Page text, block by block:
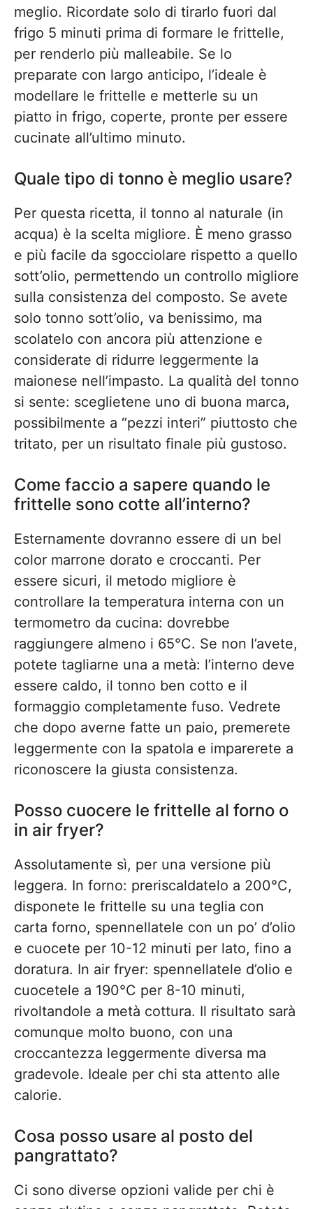
meglio. Ricordate solo di tirarlo fuori dal
frigo 5 minuti prima di formare le frittelle,
per renderlo più malleabile. Se lo
preparate con largo anticipo, l’ideale è
modellare le frittelle e metterle su un
piatto in frigo, coperte, pronte per essere
cucinate all’ultimo minuto.
Quale tipo di tonno è meglio usare?
Per questa ricetta, il tonno al naturale (in
acqua) è la scelta migliore. È meno grasso
e più facile da sgocciolare rispetto a quello
sott’olio, permettendo un controllo migliore
sulla consistenza del composto. Se avete
solo tonno sott’olio, va benissimo, ma
scolatelo con ancora più attenzione e
considerate di ridurre leggermente la
maionese nell’impasto. La qualità del tonno
si sente: sceglietene uno di buona marca,
possibilmente a “pezzi interi” piuttosto che
tritato, per un risultato finale più gustoso.
Come faccio a sapere quando le
frittelle sono cotte all’interno?
Esternamente dovranno essere di un bel
color marrone dorato e croccanti. Per
essere sicuri, il metodo migliore è
controllare la temperatura interna con un
termometro da cucina: dovrebbe
raggiungere almeno i 65°C. Se non l’avete,
potete tagliarne una a metà: l’interno deve
essere caldo, il tonno ben cotto e il
formaggio completamente fuso. Vedrete
che dopo averne fatte un paio, premerete
leggermente con la spatola e imparerete a
riconoscere la giusta consistenza.
Posso cuocere le frittelle al forno o
in air fryer?
Assolutamente sì, per una versione più
leggera. In forno: preriscaldatelo a 200°C,
disponete le frittelle su una teglia con
carta forno, spennellatele con un po’ d’olio
e cuocete per 10-12 minuti per lato, fino a
doratura. In air fryer: spennellatele d’olio e
cuocetele a 190°C per 8-10 minuti,
rivoltandole a metà cottura. Il risultato sarà
comunque molto buono, con una
croccantezza leggermente diversa ma
gradevole. Ideale per chi sta attento alle
calorie.
Cosa posso usare al posto del
pangrattato?
Ci sono diverse opzioni valide per chi è